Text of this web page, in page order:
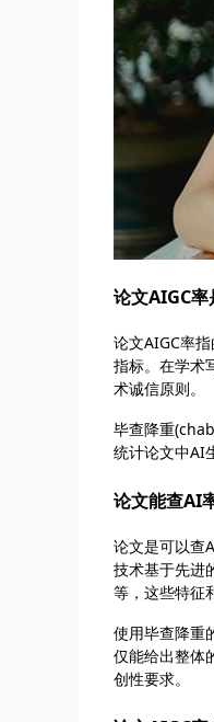
论文AIGC率
论文AIGC率
指标。在学术
术诚信原则。
毕查降重
统计论文中AI
论文能查AI
论文是可以查
技术基于先进
等，这些特征
使用毕查降重
仅能给出整体
创性要求。